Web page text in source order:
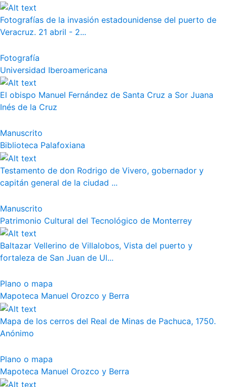
Fotografías de la invasión estadounidense del puerto de
Veracruz. 21 abril - 2...
Fotografía
Universidad Iberoamericana
El obispo Manuel Fernández de Santa Cruz a Sor Juana
Inés de la Cruz
Manuscrito
Biblioteca Palafoxiana
Testamento de don Rodrigo de Vivero, gobernador y
capitán general de la ciudad ...
Manuscrito
Patrimonio Cultural del Tecnológico de Monterrey
Baltazar Vellerino de Villalobos, Vista del puerto y
fortaleza de San Juan de Ul...
Plano o mapa
Mapoteca Manuel Orozco y Berra
Mapa de los cerros del Real de Minas de Pachuca, 1750.
Anónimo
Plano o mapa
Mapoteca Manuel Orozco y Berra